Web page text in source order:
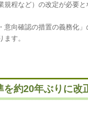
規程など）の改定が必要と
向確認の措置の義務化」
す。
を約20年ぶりに改